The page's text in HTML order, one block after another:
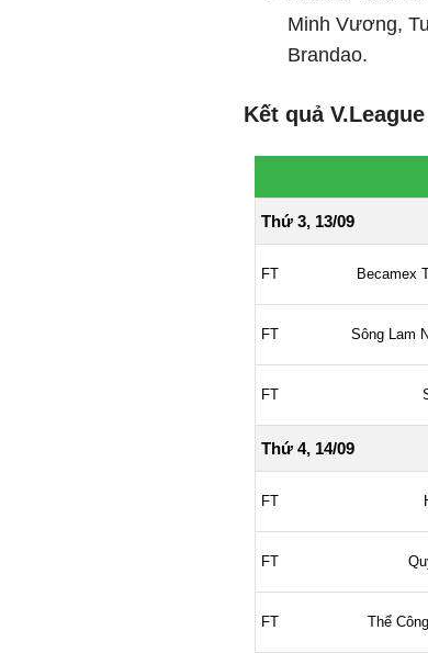
Minh Vương,
Brandao.
Kết quả